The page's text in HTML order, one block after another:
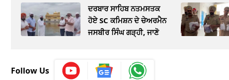
ਦਰਬਾਰ ਸਾਹਿਬ ਨਤਮਸਤਕ
ਹੋਏ SC ਕਮਿਸ਼ਨ ਦੇ ਚੇਅਰਮੈਨ
ਜਸਬੀਰ ਸਿੰਘ ਗੜ੍ਹੀ, ਜਾਣੋ
Follow Us